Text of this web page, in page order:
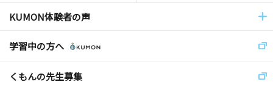
KUMON体験者の声
学習中の方へ
くもんの先生募集